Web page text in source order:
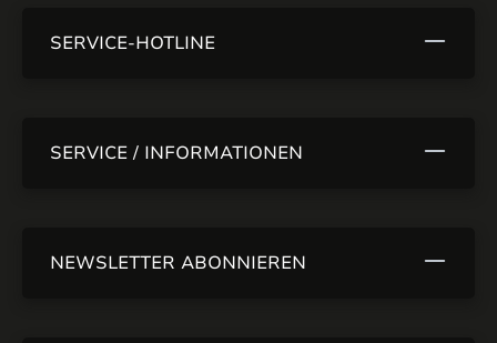
SERVICE-HOTLINE
SERVICE / INFORMATIONEN
NEWSLETTER ABONNIEREN